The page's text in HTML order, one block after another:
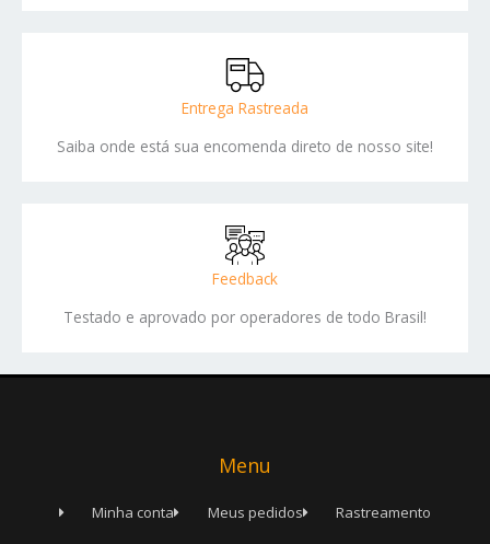
Entrega Rastreada
Saiba onde está sua encomenda direto de nosso site!
Feedback
Testado e aprovado por operadores de todo Brasil!
Menu
Minha conta Meus pedidos Rastreamento